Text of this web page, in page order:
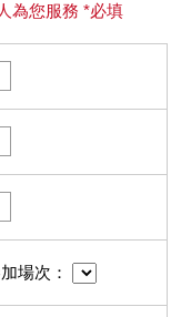
為您服務 *必填
場次：